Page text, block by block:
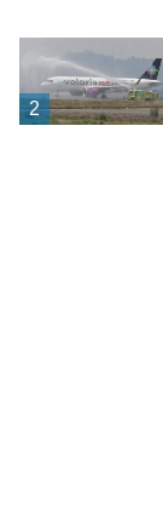
2